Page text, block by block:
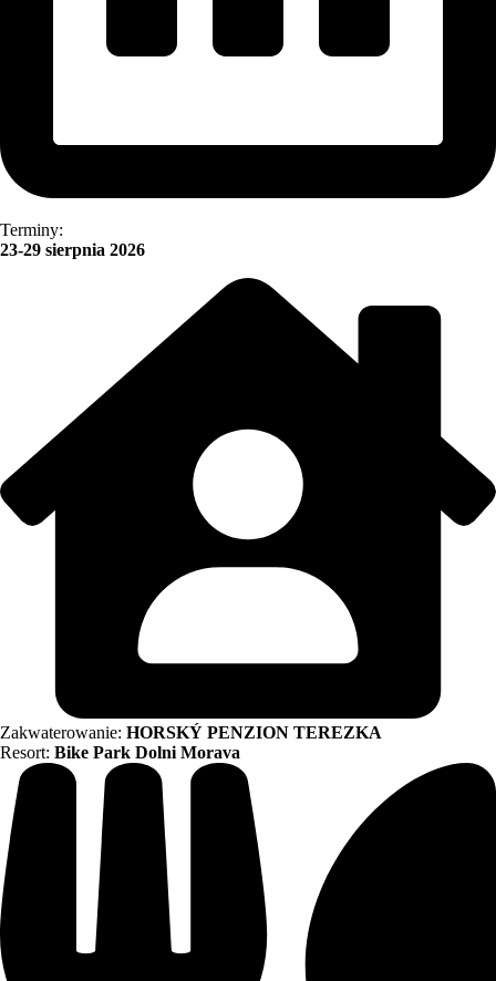
Terminy:
23-29 sierpnia 2026
Zakwaterowanie: HORSKÝ PENZION TEREZKA
Resort: Bike Park Dolni Morava